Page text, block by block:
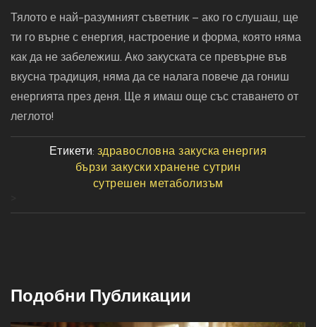
Тялото е най-разумният съветник – ако го слушаш, ще
ти го върне с енергия, настроение и форма, която няма
как да не забележиш. Ако закуската се превърне във
вкусна традиция, няма да се налага повече да гониш
енергията през деня. Ще я имаш още със ставането от
леглото!
Етикети: здравословна закускаенергия
бързи закускихранене сутрин
сутрешен метаболизъм
Подобни Публикации